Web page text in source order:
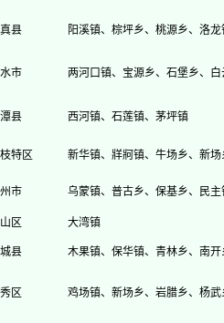
县 阳溪镇、棕坪乡、桃源乡、洛
市 两河口镇、宝源乡、石堡乡、
县 西河镇、石莲镇、茅坪镇
特区 新华镇、牂牁镇、牛场乡、新
市 乌蒙镇、普古乡、保基乡、民
区 大湾镇
县 木果镇、保华镇、青林乡、南开
区 鸡场镇、新场乡、岩腊乡、杨